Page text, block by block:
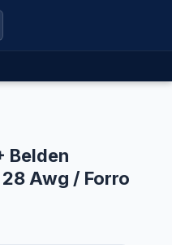
Belden
Awg / Forro